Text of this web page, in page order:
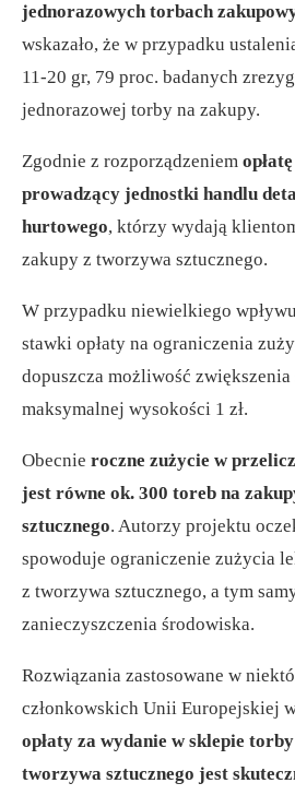
jednorazowych torbach
wskazało, że w przypadku
11-20 gr, 79 proc. badanych
jednorazowej torby na zakupy.
Zgodnie z rozporządzeniem
prowadzący jednostki handlu
hurtowego, którzy wydają
zakupy z tworzywa sztucznego.
W przypadku niewielkiego
stawki opłaty na ograniczenia
dopuszcza możliwość
maksymalnej wysokości 1 zł.
Obecnie roczne zużycie w
jest równe ok. 300 toreb na
sztucznego. Autorzy projektu
spowoduje ograniczenie zużycia
z tworzywa sztucznego, a tym
zanieczyszczenia środowiska.
Rozwiązania zastosowane w
członkowskich Unii Europejskiej
opłaty za wydanie w sklepie
tworzywa sztucznego jest